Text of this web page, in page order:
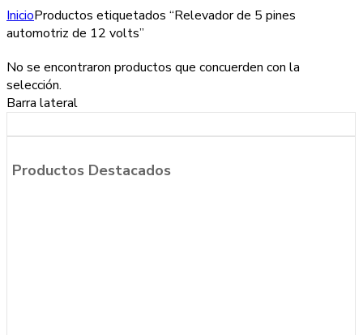
InicioProductos etiquetados “Relevador de 5 pines
automotriz de 12 volts”
No se encontraron productos que concuerden con la
selección.
Barra lateral
Productos Destacados